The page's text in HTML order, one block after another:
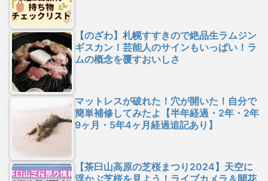
【のざわ】札幌すすきので絶品生ラムジン
ギスカン！芸能人のサインもいっぱい！ラ
ムの概念を覆すおいしさ
マットレスが破れた！穴が開いた！自分で
簡単補修してみたよ【半年経過・2年・2年
9ヶ月・5年4ヶ月経過追記あり】
【茶臼山高原の芝桜まつり2024】天空に
浮かぶ芝桜を見よう！ライブカメラ＆開花